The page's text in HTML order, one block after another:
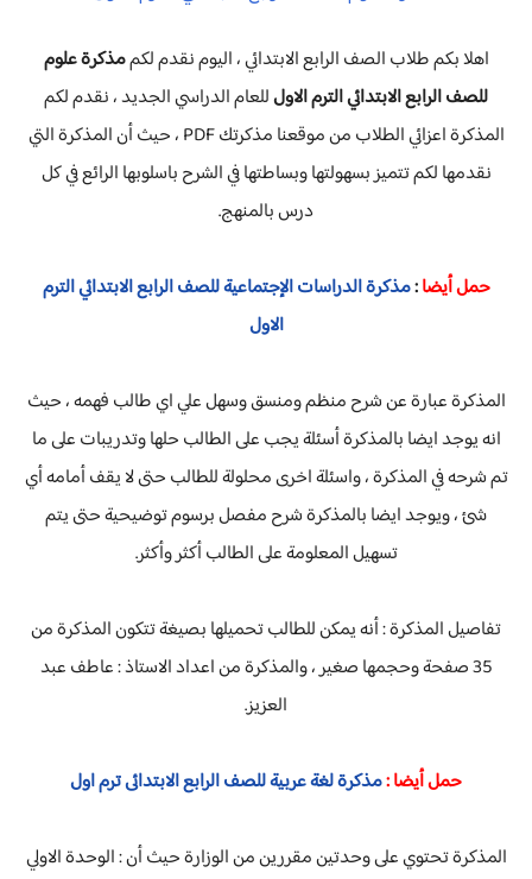
اهلا بكم طلاب الصف الرابع الابتدائي ، اليوم نقدم لكممذكرة علوم
للصف الرابع الابتدائي الترم الاولللعام الدراسي الجديد ، نقدم لكم
المذكرة اعزائي الطلاب من موقعنا مذكرتك PDF ، حيث أن المذكرة التي
نقدمها لكم تتميز بسهولتها وبساطتها في الشرح باسلوبها الرائع في كل
درس بالمنهج.
حمل أيضا:مذكرة الدراسات الإجتماعية للصف الرابع الابتدائي الترم
الاول
المذكرة عبارة عن شرح منظم ومنسق وسهل علي اي طالب فهمه ، حيث
انه يوجد ايضا بالمذكرة أسئلة يجب على الطالب حلها وتدريبات على ما
تم شرحه في المذكرة ، واسئلة اخرى محلولة للطالب حتى لا يقف أمامه أي
شئ ، ويوجد ايضا بالمذكرة شرح مفصل برسوم توضيحية حتى يتم
تسهيل المعلومة على الطالب أكثر وأكثر.
تفاصيل المذكرة : أنه يمكن للطالب تحميلها بصيغة تتكون المذكرة من
35 صفحة وحجمها صغير ، والمذكرة من اعداد الاستاذ : عاطف عبد
العزيز.
حمل أيضا :مذكرة لغة عربية للصف الرابع الابتدائى ترم اول
المذكرة تحتوي على وحدتين مقررين من الوزارة حيث أن : الوحدة الاولي